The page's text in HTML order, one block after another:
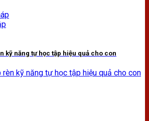
kỹ năng tự học tập hiệu quả cho con
kỹ năng tự học tập hiệu quả cho con